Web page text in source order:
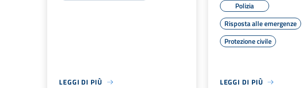
LEGGI DI PIÙ
Polizia
Risposta alle emergenze
Protezione civile
LEGGI DI PIÙ